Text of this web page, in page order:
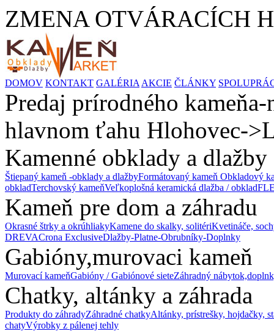
ZMENA OTVÁRACÍCH
DOMOV KONTAKT GALÉRIA AKCIE ČLÁNKY
Predaj prírodného
hlavnom ťahu Hlohovec-
Kamenné obklady a dlažby
Štiepaný kameň -obklady a dlažbyFormátovaný kameň Obkladový
obkladTerchovský kameňVeľkoplošná keramická dlažba / obklad
Kameň pre dom a záhradu
Okrasné štrky a okrúhliakyKamene do skalky, solitériKvetináče,
DREVACrona ExclusiveDlažby-Platne-Obrubníky-Doplnky
Gabióny,murovaci kameň
Murovací kameňGabióny / Gabiónové sieteZáhradný
Chatky, altánky a záhrada
Produkty do záhradyZáhradné chatkyAltánky, prístrešky, hojdačky,
chatyVýrobky z pálenej tehly